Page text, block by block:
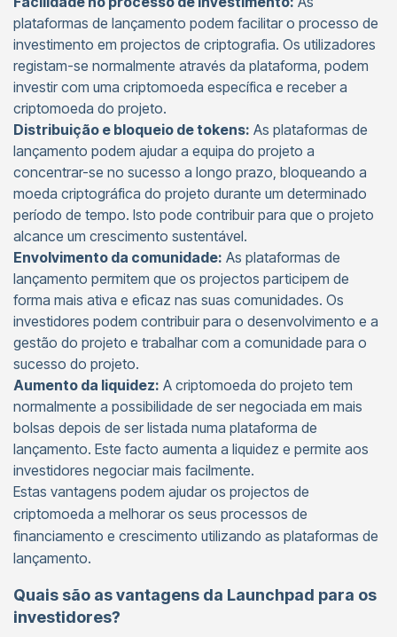
plataformas de lançamento podem facilitar o processo de
investimento em projectos de criptografia. Os utilizadores
registam-se normalmente através da plataforma, podem
investir com uma criptomoeda específica e receber a
criptomoeda do projeto.
Distribuição e bloqueio de tokens: As plataformas de
lançamento podem ajudar a equipa do projeto a
concentrar-se no sucesso a longo prazo, bloqueando a
moeda criptográfica do projeto durante um determinado
período de tempo. Isto pode contribuir para que o projeto
alcance um crescimento sustentável.
Envolvimento da comunidade: As plataformas de
lançamento permitem que os projectos participem de
forma mais ativa e eficaz nas suas comunidades. Os
investidores podem contribuir para o desenvolvimento e a
gestão do projeto e trabalhar com a comunidade para o
sucesso do projeto.
Aumento da liquidez: A criptomoeda do projeto tem
normalmente a possibilidade de ser negociada em mais
bolsas depois de ser listada numa plataforma de
lançamento. Este facto aumenta a liquidez e permite aos
investidores negociar mais facilmente.
Estas vantagens podem ajudar os projectos de
criptomoeda a melhorar os seus processos de
financiamento e crescimento utilizando as plataformas de
lançamento.
Quais são as vantagens da Launchpad para os
investidores?